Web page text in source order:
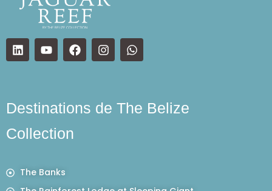
Destinations de The Belize
Collection
The Banks